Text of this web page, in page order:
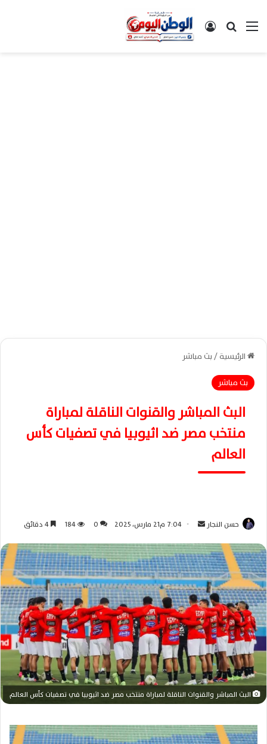
القائمةبحث عن تسجيل الدخول
الرئيسية/بث مباشر
بث مباشر
البث المباشر والقنوات الناقلة لمباراة
منتخب مصر ضد اثيوبيا في تصفيات كأس
العالم
حسن النجار
أرسل
إلكترونيا
7:04 م21 مارس، 2025 0
184
البث المباشر والقنوات الناقلة لمباراة منتخب مصر ضد اثيوبيا في تصفيات كأس العالم